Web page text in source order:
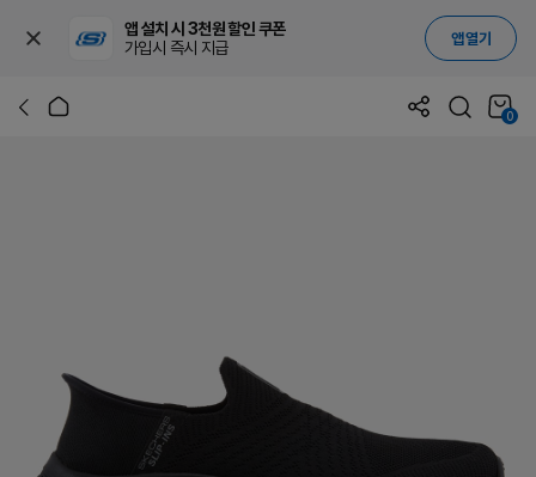
앱 설치 시 3천원 할인 쿠폰
가입시 즉시 지급
앱 열기
0